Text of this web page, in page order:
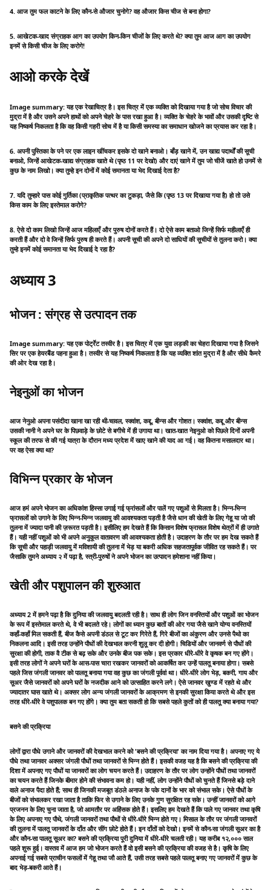
4. आज तुम फल काटने के लिए कौन-से औजार चुनोगे? वह औजार किस चीज से बना होगा?
5. आखेटक-खाद संग्राहक आग का उपयोग किन-किन चीजों के लिए करते थे? क्या तुम आज आग का उपयोग
इनमें से किसी चीज के लिए करोगे!
आओ करके देखें
Image summary: यह एक रेखाचित्र है। इस चित्र में एक व्यक्ति को दिखाया गया है जो सोच विचार की
मुद्रा में है और उसने अपने हाथों को अपने चेहरे के पास रखा हुआ है। व्यक्ति के चेहरे के भावों और उसकी दृष्टि से
यह निष्कर्ष निकलता है कि वह किसी गहरी सोच में है या किसी समस्या का समाधान खोजने का प्रयास कर रहा है।
6. अपनी पुस्तिका के पने पर एक लाइन खींचकर इसके दो खाने बनाओ। बाँड़ खाने में, उन खाद्य पदार्थों की सूची
बनाओ, जिन्हें आखेटक-खाद्य संग्राहक खाते थे (पृष्ठ 11 पर देखो) और दाएं खाने में तुम जो चीजें खाते हो उनमें से
कुछ के नाम लिखो। क्या तुम्हे इन दोनों में कोई समानता या भेद दिखाई देता है?
7. यदि तुम्हारे पास कोई गुर्तिका (प्राकृतिक पत्थर का टुकड़ा, जैसे कि (पृष्ठ 13 पर दिखाया गया है) हो तो उसे
किस काम के लिए इस्तेमाल करोगे?
8. ऐसे दो काम लिखो जिन्हें आज महिलाएँ और पुरुष दोनों करते हैं। दो ऐसे काम बताओ जिन्हें सिर्फ महीलाएँ ही
करती हैं और दो वे जिन्हें सिर्फ पुरुष ही करते हैं। अपनी सूची की अपने दो साधियों की सूचीयों से तुलना करो। क्या
तुम्हे इनमें कोई समानता या भेद दिखाई दे रहा है?
अध्याय 3
भोजन : संग्रह से उत्पादन तक
Image summary: यह एक पोर्ट्रेट तस्वीर है। इस चित्र में एक युवा लड़की का चेहरा दिखाया गया है जिसने
सिर पर एक हेयरबैंड पहना हुआ है। तस्वीर से यह निष्कर्ष निकलता है कि यह व्यक्ति शांत मुद्रा में है और सीधे कैमरे
की ओर देख रहा है।
नेइनुओं का भोजन
आज नेनुओ अपना पसंदीदा खाना खा रही थी-चावल, स्क्वांश, कद्दू, बीन्स और गोशत। स्क्वांश, कद्दू और बीन्स
उसकी नानी ने अपने घर के पिछवाड़े के छोटे से बगीचे में ही उगाया था। खात-खात नेइनुओ को पिछले दिनों अपनी
स्कूल की तरफ से की गई यात्रा के दौरान मध्य प्रदेश में खाए खाने की याद आ गई। वह कितना मसालदार था।
पर वह ऐसा क्या था?
विभिन्न प्रकार के भोजन
आज हमं अपने भोजन का अधिकांश हिस्सा उगाई गई फ्रांसलों और पालें गए पशुओं से मिलता है। भिन्न-भिन्न
फ्रासलों को उगाने के लिए भिन्न-भिन्न जलवायु की आवश्यकता पड़ती है जैसे धान की खेती के लिए गेहू या जो की
तुलना में ज्यादा पानी की ज़रूरत पड़ती है। इसीलिए हम देखते हैं कि किसान विशेष फ्रासल विशेष थेत्रों में ही उगाते
हैं। यही नहीं पशुओं को भी अपने अनुकूल वातावरण की आवश्यकता होती है। उदाहरण के तौर पर हम देख सकते हैं
कि सूची और पहाड़ी जलवायु में मविशायी की तुलना में भेड़ या बकरी अधिक सहजतापूर्वक जीवित रह सकते हैं। पर
जैसाकि तुमने अध्याय २ में पढ़ा है, स्त्री-पुरुषों ने अपने भोजन का उत्पादन हमेशाना नहीं किया।
खेती और पशुपालन की शुरुआत
अध्याय 2 में हमने पढ़ा है कि दुनिया की जलवायु बदलती रही है। साथ ही लोग जिन वनस्तियों और पशुओं का भोजन
के रूप में इस्तेमाल करते थे, वे भी बदलते रहे। लोगों का ध्यान कुछ बातों की ओर गया जैसे खाने योग्य वनस्तियों
कहाँ-कहाँ मिल सकती हैं, बीज कैसे अपनी डंठल से टूट कर गिरेते हैं, गिरे बीजों का अंकुरण और उनसे पैथो का
निकलना आदि। इसी तरह उन्होंने पौधों की देखभाल करनी शुलू कर दी होगी। चिडियों और जानवर्ण से पौधों की
सुरक्षा की होगी, ताक वै टीक से बढ़ सके और उनके बीज पक सके। इस प्रकार धीरे-धीरे वे कृषक बन गए होंगे।
इसी तरह लोगों ने अपने घरों के आस-पास चारा रखकर जानवरों को आकर्षित कर उन्हें पालतू बनाया होगा। सबसे
पहले जिस जंगली जानवर को पालतू बनाया गया वह कुछ का जंगली पूर्ववां था। धीरे-धीरे लोग भेड़, बकरी, गाय और
सूअर जैसे जानवरों को अपने घरों के नजदीक आने को उत्साहित करने लगे। ऐसे जानवर खुण्ड में रहते थे और
ज्यादातर घास खाते थे। अक्सर लोग अन्य जंगली जानवरों के आक्रमण से इनकी सुरक्षा किया करते थे और इस
तरह धीरे-धीरे वे पशुपालक बन गए होंगे। क्या तुम बता सकती हो कि सबसे पहले कुतों को ही पालतू क्या बनाया गया?
बसने की प्रक्रिया
लोगों द्वारा पौधे उगाने और जानवरों की देखभाल करने को 'बसने की प्रक्रिया' का नाम दिया गया है। अपनाए गए ये
पौधे तथा जानवर अक्सर जंगली पौधों तथा जानवरों से भिन्न होते हैं। इसकी वजह यह है कि बसने की प्रक्रिया की
दिशा में अपनाए गए पौधों या जानवरों का लोग चयन करते हैं। उदाहरण के तौर पर लोग उन्होंने पौधों तथा जानवरों
का चयन करते हैं जिनके बीमार होने की संभावना कम हो। यही नहीं, लोग उन्होंने पौधों को चुनते हैं जिनसे बड़े दाने
वाले अनाज पैदा होते हैं; साथ ही जिनकी मजबूत डंठले अनाज के पके दानों के भार को संभाल सके। ऐसे पौधों के
बीजों को संभालकर रखा जाता है ताकि फिर से उगाने के लिए उनके गुण सुरक्षित रह सके। उन्हीं जानवरों को आगे
प्रजनन के लिए चुना जाता है, जो आमतौर पर अहिंसक होते हैं। इसलिए हम देखते हैं कि पाले गए जानवर तथा कृषि
के लिए अपनाए गए पौथे, जंगली जानवरों तथा पौथों से धीरे-धीरे भिन्न होते गए। मिसाल के तौर पर जंगली जानवरों
की तुलना में पालतू जानवरों के दाँत और सींग छोटे होते हैं। इन दाँतों को देखो। इनमें से कौन-सा जंगली सूअर का है
और कौन-सा पालतू सूअर का? बसने की प्रक्रिया पूरी दुनिया में धीरे-धीरे चलती रही। यह करीब १२,००० साल
पहले शुरू हुई। वास्तव में आज हम जो भोजन करते हैं वो इसी बसने की प्रक्रिया की वजह से है। कृषि के लिए
अपनाई गई सबसे प्राचीन फसलों में गेहू तथा जौ आते हैं, उसी तरह सबसे पहले पालतू बनाए गए जानवरों में कुछ के
बाद भेड़-बकरी आते हैं।